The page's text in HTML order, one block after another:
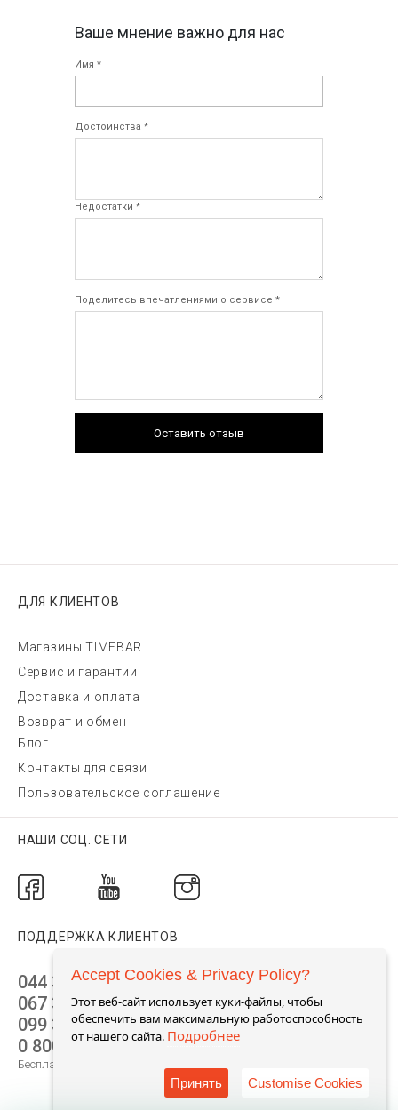
Ваше мнение важно для нас
Имя *
Достоинства *
Недостатки *
Поделитесь впечатлениями о сервисе *
Оставить отзыв
ДЛЯ КЛИЕНТОВ
Магазины TIMEBAR
Сервис и гарантии
Доставка и оплата
Возврат и обмен
Блог
Контакты для связи
Пользовательское соглашение
НАШИ СОЦ. СЕТИ
ПОДДЕРЖКА КЛИЕНТОВ
044 392 44 45
067 344 14 44 (viber)
099 399 23 80
0 800 305 805
Бесплатно по Украине
Accept Cookies & Privacy Policy?
Этот веб-сайт использует куки-файлы, чтобы
обеспечить вам максимальную работоспособность
от нашего сайта. Подробнее
Принять Customise Cookies